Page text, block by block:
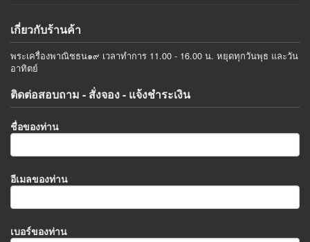
เกี่ยวกับร้านค้า
พระเครื่องพาณิชธน๑๙ เวลาทำการ 11.00 - 16.00 น. หยุดทุกวันพุธ และวัน
อาทิตย์
ติดต่อสอบถาม - สั่งจอง - แจ้งชำระเงิน
ชื่อของท่าน
อีเมลของท่าน
เบอร์ของท่าน